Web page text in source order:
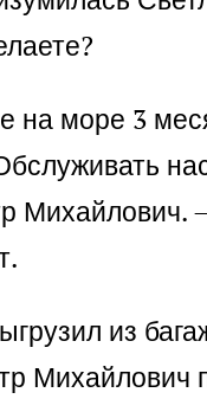
на море 3
Михайлович.
из
Михайлович